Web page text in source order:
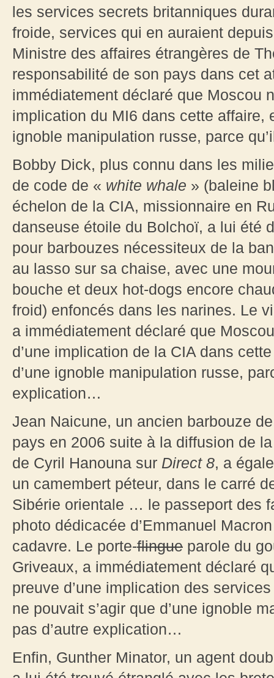
les services secrets britanniques
froide, services qui en auraient
Ministre des affaires étrangères de
responsabilité de son pays dans cet
immédiatement déclaré que Moscou
implication du MI6 dans cette affaire,
ignoble manipulation russe, parce
Bobby Dick, plus connu dans les
de code de « white whale » (baleine
échelon de la CIA, missionnaire en
danseuse étoile du Bolchoï, a lui été
pour barbouzes nécessiteux de la
au lasso sur sa chaise, avec une
bouche et deux hot-dogs encore
froid) enfoncés dans les narines. Le
a immédiatement déclaré que
d’une implication de la CIA dans
d’une ignoble manipulation russe,
explication…
Jean Naicune, un ancien barbouze
pays en 2006 suite à la diffusion de
de Cyril Hanouna sur Direct 8, a
un camembert péteur, dans le carré
Sibérie orientale … le passeport des
photo dédicacée d’Emmanuel
cadavre. Le porte-flingue parole du
Griveaux, a immédiatement déclaré
preuve d’une implication des
ne pouvait s’agir que d’une ignoble
pas d’autre explication…
Enfin, Gunther Minator, un agent